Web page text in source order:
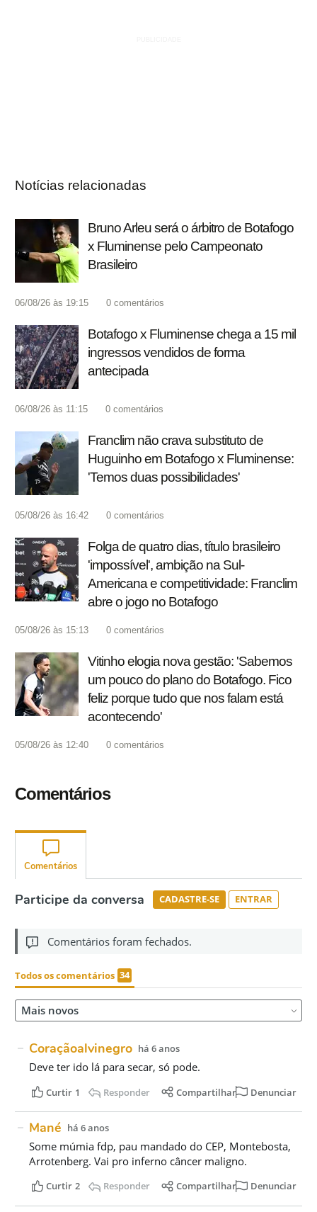
Notícias relacionadas
Bruno Arleu será o árbitro de Botafogo
x Fluminense pelo Campeonato
Brasileiro
06/08/26 às 19:15 0 comentários
Botafogo x Fluminense chega a 15 mil
ingressos vendidos de forma
antecipada
06/08/26 às 11:15 0 comentários
Franclim não crava substituto de
Huguinho em Botafogo x Fluminense:
'Temos duas possibilidades'
05/08/26 às 16:42 0 comentários
Folga de quatro dias, título brasileiro
'impossível', ambição na Sul-
Americana e competitividade: Franclim
abre o jogo no Botafogo
05/08/26 às 15:13 0 comentários
Vitinho elogia nova gestão: 'Sabemos
um pouco do plano do Botafogo. Fico
feliz porque tudo que nos falam está
acontecendo'
05/08/26 às 12:40 0 comentários
Comentários